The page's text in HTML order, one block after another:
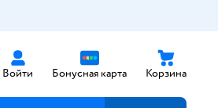
Войти Бонусная карта Корзина